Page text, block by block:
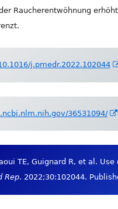
Raucherentwöhnung
j.pmedr.2022.102044
36531094/
TE, Guignard R, et al.
Rep. 2022;30:102044.